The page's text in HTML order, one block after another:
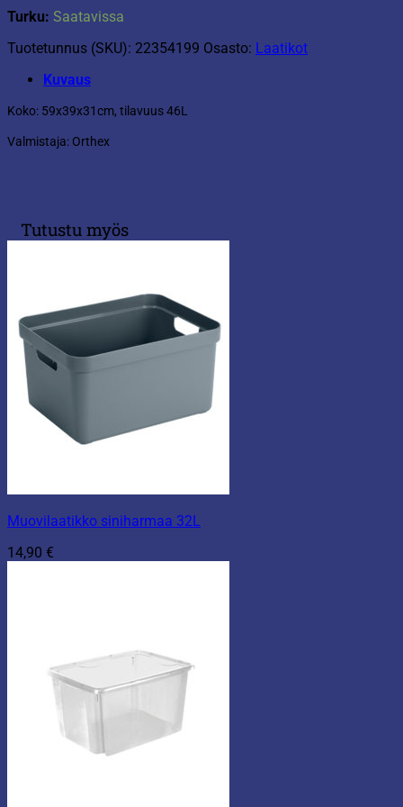
Turku: Saatavissa
Tuotetunnus (SKU): 22354199 Osasto: Laatikot
Kuvaus
Koko: 59x39x31cm, tilavuus 46L
Valmistaja: Orthex
Tutustu myös
Muovilaatikko siniharmaa 32L
14,90 €